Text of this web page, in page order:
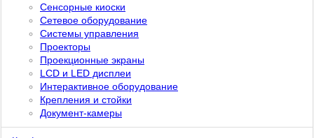
Сенсорные киоски
Сетевое оборудование
Системы управления
Проекторы
Проекционные экраны
LCD и LED дисплеи
Интерактивное оборудование
Крепления и стойки
Документ-камеры